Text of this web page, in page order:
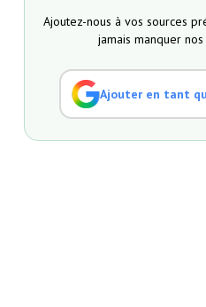
Ajoutez-nous à vos sources
jamais manquer
Ajouter en tant